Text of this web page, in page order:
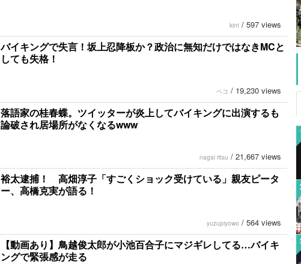
kint / 597 views
バイキングで失言！坂上忍降板か？政治に無知だけではなきMCと
しても失格！
ペコ / 19,230 views
落語家の桂春蝶。ツイッターが炎上してバイキングに出演するも
論破され居場所がなくなるwww
nagai ritsu / 21,667 views
裕太逮捕！ 高畑淳子「すごくショック受けている」親友ピータ
ー、高橋克実が語る！
yuzupiyowo / 564 views
【動画あり】鳥越俊太郎が小池百合子にマジギレしてる…バイキ
ングで緊張感が走る